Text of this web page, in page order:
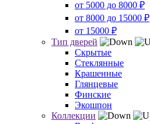
от 5000 до 8000 ₽
от 8000 до 15000 ₽
от 15000 ₽
Тип дверей
Скрытые
Стеклянные
Крашенные
Глянцевые
Финские
Экошпон
Коллекции